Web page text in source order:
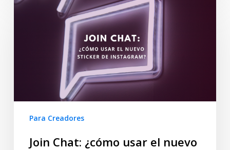
Para Creadores
Join Chat: ¿cómo usar el nuevo